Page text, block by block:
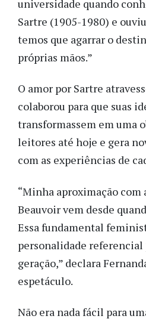
universidade quando
Sartre (1905-1980) e
temos que agarrar o
próprias mãos.”
O amor por Sartre
colaborou para que suas
transformassem em uma
leitores até hoje e gera
com as experiências de
“Minha aproximação com
Beauvoir vem desde
Essa fundamental
personalidade referencial
geração,” declara
espetáculo.
Não era nada fácil para